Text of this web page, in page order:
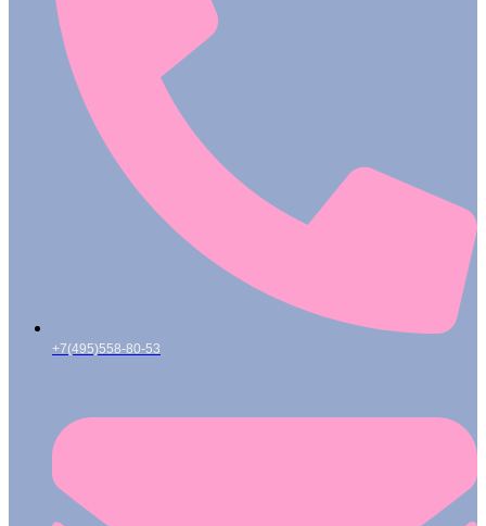
+7(495)558-80-53